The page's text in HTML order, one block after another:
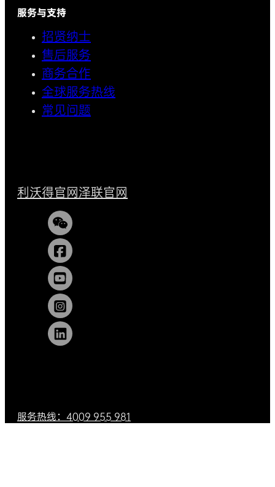
服务与支持
招贤纳士
售后服务
商务合作
全球服务热线
常见问题
利沃得官网泽联官网
服务热线：4009 955 981